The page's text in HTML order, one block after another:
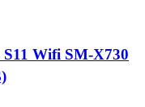
Wifi SM-X730